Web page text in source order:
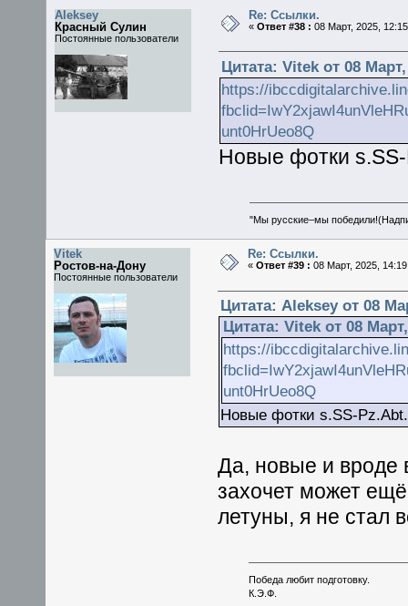
Aleksey
Красный Сулин
Постоянные пользователи
Re: Ссылки.
« Ответ #38 : 08 Март, 2025,
Цитата: Vitek от 08
https://
unt0HrUeo8Q
Новые фотки
"Мы русские–мы
Vitek
Ростов-на-Дону
Постоянные пользователи
Re: Ссылки.
« Ответ #39 : 08 Март, 2025,
Цитата: Aleksey от 08
Цитата: Vitek от 08
https://
unt0HrUeo8Q
Новые фотки s.SS-
Да, новые и вроде
захочет может
летуны, я не стал
Победа любит подготовку.
К.Э.Ф.